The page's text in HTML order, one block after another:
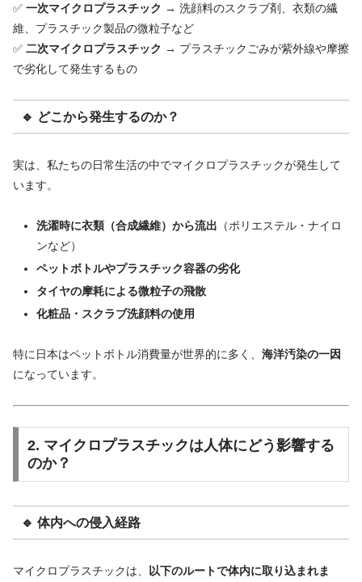
✅ 一次マイクロプラスチック → 洗顔料のスクラブ剤、衣類の繊
維、プラスチック製品の微粒子など
✅ 二次マイクロプラスチック → プラスチックごみが紫外線や摩擦
で劣化して発生するもの
🔹 どこから発生するのか？
実は、私たちの日常生活の中でマイクロプラスチックが発生して
います。
洗濯時に衣類（合成繊維）から流出 （ポリエステル・ナイロ
ンなど）
ペットボトルやプラスチック容器の劣化
タイヤの摩耗による微粒子の飛散
化粧品・スクラブ洗顔料の使用
特に日本はペットボトル消費量が世界的に多く、 海洋汚染の一因
になっています。
2. マイクロプラスチックは人体にどう影響する
のか？
🔹 体内への侵入経路
マイクロプラスチックは、
以下のルートで体内に取り込まれま